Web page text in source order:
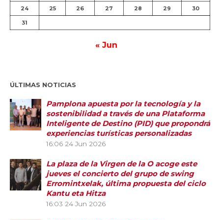
24 25 26 27 28 29 30
31
« Jun
ÚLTIMAS NOTICIAS
Pamplona apuesta por la tecnología y la
sostenibilidad a través de una Plataforma
Inteligente de Destino (PID) que propondrá
experiencias turísticas personalizadas
16:06 24 Jun 2026
La plaza de la Virgen de la O acoge este
jueves el concierto del grupo de swing
Erromintxelak, última propuesta del ciclo
Kantu eta Hitza
16:03 24 Jun 2026